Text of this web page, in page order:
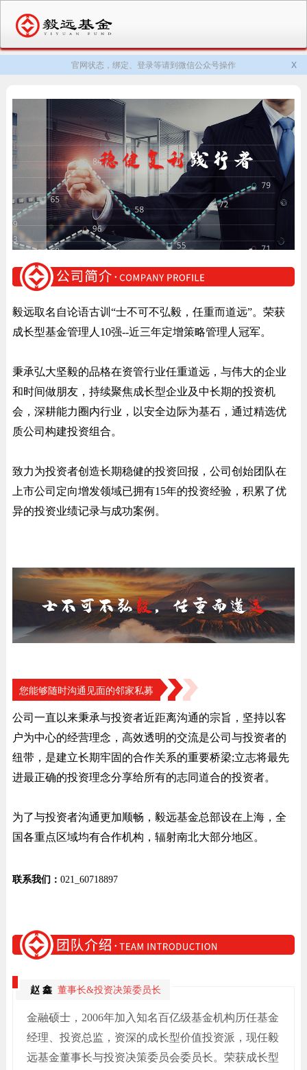
官网状态，绑定、登录等请到微信公众号操作 X
毅远取名自论语古训“士不可不弘毅，任重而道远”。荣获
成长型基金管理人10强--近三年定增策略管理人冠军。
秉承弘大坚毅的品格在资管行业任重道远，与伟大的企业
和时间做朋友，持续聚焦成长型企业及中长期的投资机
会，深耕能力圈内行业，以安全边际为基石，通过精选优
质公司构建投资组合。
致力为投资者创造长期稳健的投资回报，公司创始团队在
上市公司定向增发领域已拥有15年的投资经验，积累了优
异的投资业绩记录与成功案例。
您能够随时沟通见面的邻家私募
公司一直以来秉承与投资者近距离沟通的宗旨，坚持以客
户为中心的经营理念，高效透明的交流是公司与投资者的
纽带，是建立⻓期牢固的合作关系的重要桥梁;立志将最先
进最正确的投资理念分享给所有的志同道合的投资者。
为了与投资者沟通更加顺畅，毅远基金总部设在上海，全
国各重点区域均有合作机构，辐射南北大部分地区。
联系我们： 021_60718897
赵 鑫董事长&投资决策委员长
金融硕士，2006年加入知名百亿级基金机构历任基金
经理、投资总监，资深的成长型价值投资派，现任毅
远基金董事长与投资决策委员会委员长。荣获成长型